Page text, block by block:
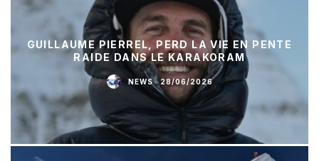
GUILLAUME PIERREL, PERD LA VIE EN PENTE
RAIDE DANS LE KARAKORAM
NEWS · 28/06/2026